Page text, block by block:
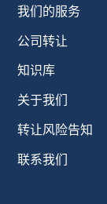
我们的服务
公司转让
知识库
关于我们
转让风险告知
联系我们